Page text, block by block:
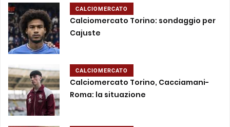
CALCIOMERCATO
Calciomercato Torino: sondaggio per
Cajuste
CALCIOMERCATO
Calciomercato Torino, Cacciamani-
Roma: la situazione